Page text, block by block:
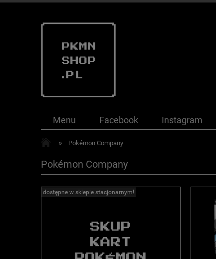
Menu Facebook Instagram
» Pokémon Company
Pokémon Company
dostępne w sklepie stacjonarnym!